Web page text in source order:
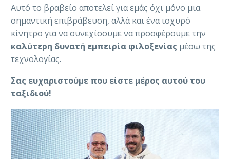
Αυτό το βραβείο αποτελεί για εμάς όχι μόνο μια
σημαντική επιβράβευση, αλλά και ένα ισχυρό
κίνητρο για να συνεχίσουμε να προσφέρουμε την
καλύτερη δυνατή εμπειρία φιλοξενίας μέσω της
τεχνολογίας.
Σας ευχαριστούμε που είστε μέρος αυτού του
ταξιδιού!